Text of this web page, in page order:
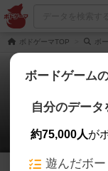
ボドゲーマTOP ボ
2
ボードゲーム
自分のデータ
約75,000人が
遊んだボ